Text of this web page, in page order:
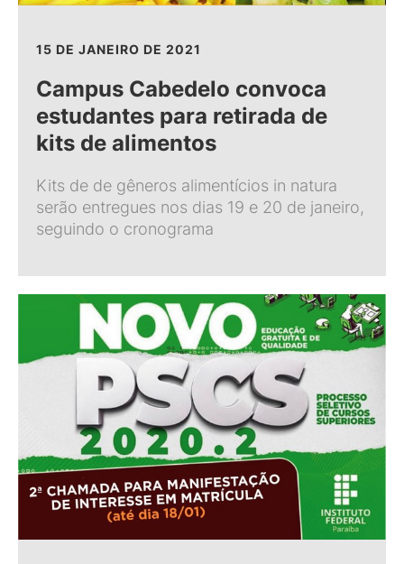
15 DE JANEIRO DE 2021
Campus Cabedelo convoca
estudantes para retirada de
kits de alimentos
Kits de de gêneros alimentícios in natura
serão entregues nos dias 19 e 20 de janeiro,
seguindo o cronograma